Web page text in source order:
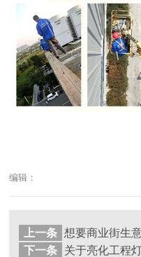
编辑：
上一条
下一条